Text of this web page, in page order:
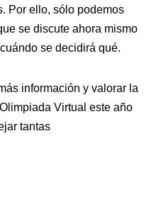
Por ello, sólo podemos
se discute ahora mismo
se decidirá qué.
información y valorar la
Virtual este año
tantas